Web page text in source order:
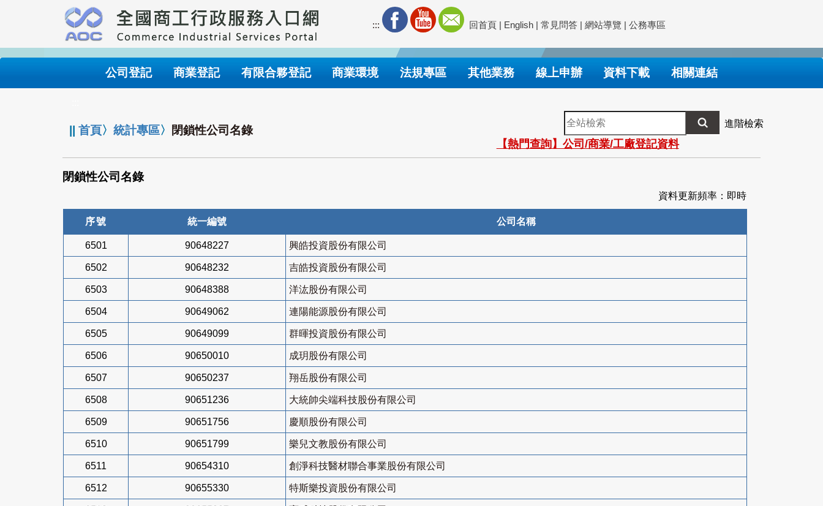
要
內
::: 回首頁 | English | 常見問答 | 網站導覽 | 公務專區
公司登記 商業登記 有限合夥登記 商業環境 法規專區 其他業務 線上申辦 資料下載 相關連結
||首頁〉統計專區〉 閉鎖性公司名錄
全
站
檢
索
進階檢索
【熱門查詢】公司/商業/工廠登記資料
閉鎖性公司名錄
資料更新頻率：即時
序號 統一編號 公司名稱
6501 90648227 興皓投資股份有限公司
6502 90648232 吉皓投資股份有限公司
6503 90648388 洋汯股份有限公司
6504 90649062 連陽能源股份有限公司
6505 90649099 群暉投資股份有限公司
6506 90650010 成玥股份有限公司
6507 90650237 翔岳股份有限公司
6508 90651236 大統帥尖端科技股份有限公司
6509 90651756 慶順股份有限公司
6510 90651799 樂兒文教股份有限公司
6511 90654310 創淨科技醫材聯合事業股份有限公司
6512 90655330 特斯樂投資股份有限公司